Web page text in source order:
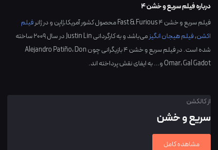
درباره فیلم سریع و خشن 4
فیلم سریع و خشن 4 Fast & Furious محصول کشور آمریکا,ژاپنو در ژانرفیلم
اکشن,فیلم هیجان انگیزمی‌باشد و به کارگردانیJustin Linدر سال2009ساخته
شده است. در فیلم سریع و خشن 4 بازیگرانی چون
Alejandro Patiño،Don
Omar،Gal Gadot و... به ایفای نقش پرداخته اند.
از کالکشن
سریع و خشن
مشاهده کامل